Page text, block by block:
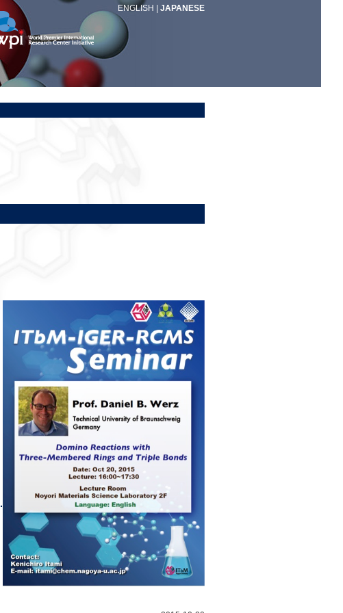
ENGLISH JAPANESE